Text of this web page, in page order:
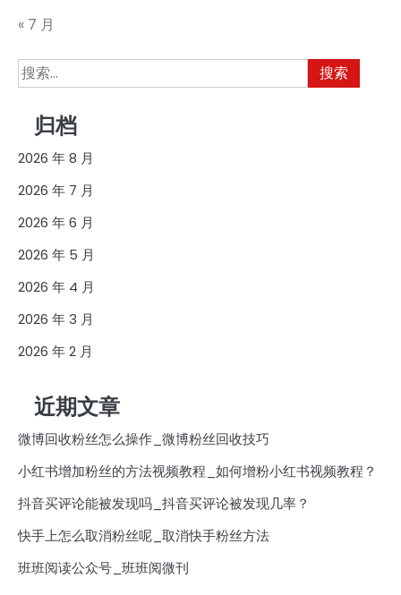
« 7 月
搜
索：
归档
2026 年 8 月
2026 年 7 月
2026 年 6 月
2026 年 5 月
2026 年 4 月
2026 年 3 月
2026 年 2 月
近期文章
微博回收粉丝怎么操作_微博粉丝回收技巧
小红书增加粉丝的方法视频教程_如何增粉小红书视频教程？
抖音买评论能被发现吗_抖音买评论被发现几率？
快手上怎么取消粉丝呢_取消快手粉丝方法
班班阅读公众号_班班阅微刊